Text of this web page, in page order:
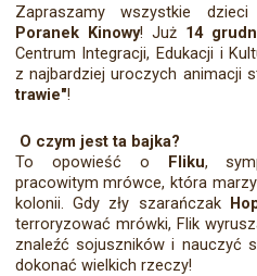
Zapraszamy wszystkie
Poranek Kinowy! Już 14
Centrum Integracji, Edukacji i
z najbardziej uroczych animacji
trawie"!
O czym jest ta bajka?
To opowieść o Fliku,
pracowitym mrówce, która
kolonii. Gdy zły szarańczak
terroryzować mrówki, Flik
znaleźć sojuszników i nauczyć
dokonać wielkich rzeczy!